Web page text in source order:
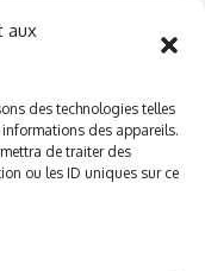
aux
des technologies telles
des appareils.
de traiter des
ou les ID uniques sur ce
SAS, powered by